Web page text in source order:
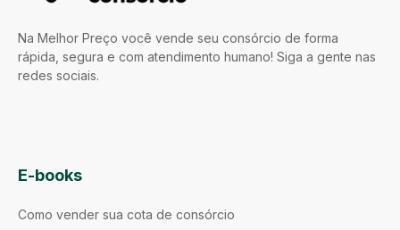
Na Melhor Preço você vende seu consórcio de forma
rápida, segura e com atendimento humano! Siga a gente nas
redes sociais.
E-books
Como vender sua cota de consórcio